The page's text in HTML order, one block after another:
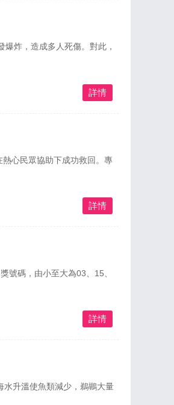
炸，造成多人死傷。對此，
詳情
心民眾協助下成功救回。專
詳情
號碼，由小至大為03、15、
詳情
升溫使魚類減少，鵜鶘大量